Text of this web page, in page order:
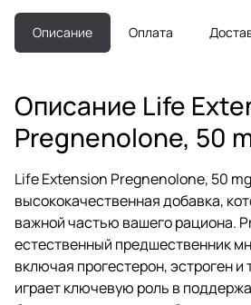
Описание Оплата
Описание Life
Pregnenolone, 50
Life Extension Pregnenolone, 50
высококачественная добавка,
важной частью вашего рациона.
естественный предшественник
включая прогестерон, эстроген и
играет ключевую роль в